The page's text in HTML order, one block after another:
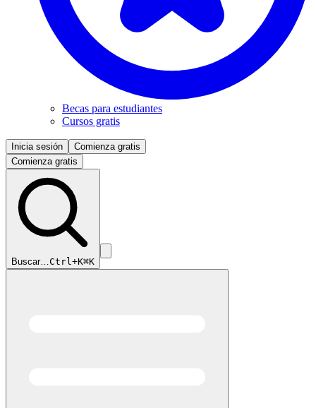
Becas para estudiantes
Cursos gratis
Inicia sesión
Comienza gratis
Comienza gratis
Buscar…Ctrl+K⌘K